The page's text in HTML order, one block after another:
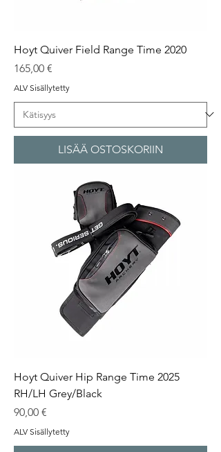
Hoyt Quiver Field Range Time 2020
Hinta
165,00 €
ALV Sisällytetty
LISÄÄ OSTOSKORIIN
Hoyt Quiver Hip Range Time 2025
RH/LH Grey/Black
Hinta
90,00 €
ALV Sisällytetty